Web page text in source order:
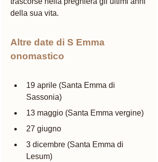
della sua vita.
Altre date di S Emma
onomastico
19 aprile (Santa Emma di
Sassonia)
13 maggio (Santa Emma vergine)
27 giugno
3 dicembre (Santa Emma di
Lesum)